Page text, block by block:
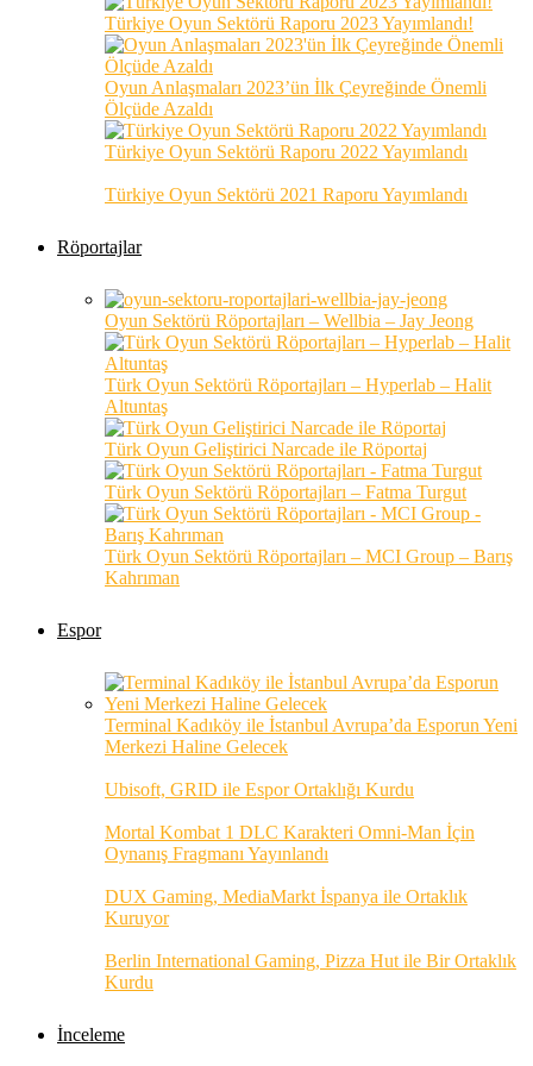
Türkiye Oyun Sektörü Raporu 2023 Yayımlandı!
Oyun Anlaşmaları 2023’ün İlk Çeyreğinde Önemli
Ölçüde Azaldı
Türkiye Oyun Sektörü Raporu 2022 Yayımlandı
Türkiye Oyun Sektörü 2021 Raporu Yayımlandı
Röportajlar
Oyun Sektörü Röportajları – Wellbia – Jay Jeong
Türk Oyun Sektörü Röportajları – Hyperlab – Halit
Altuntaş
Türk Oyun Geliştirici Narcade ile Röportaj
Türk Oyun Sektörü Röportajları – Fatma Turgut
Türk Oyun Sektörü Röportajları – MCI Group – Barış
Kahrıman
Espor
Terminal Kadıköy ile İstanbul Avrupa’da Esporun Yeni
Merkezi Haline Gelecek
Ubisoft, GRID ile Espor Ortaklığı Kurdu
Mortal Kombat 1 DLC Karakteri Omni-Man İçin
Oynanış Fragmanı Yayınlandı
DUX Gaming, MediaMarkt İspanya ile Ortaklık
Kuruyor
Berlin International Gaming, Pizza Hut ile Bir Ortaklık
Kurdu
İnceleme